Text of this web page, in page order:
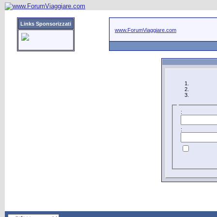
Links Sponsorizzati
www.ForumViaggiare.com
:
: